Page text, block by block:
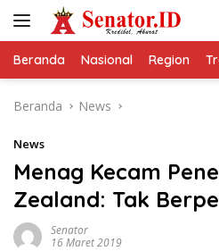
Beranda Nasional Region
Beranda News
News
Menag Kecam
Zealand: Tak
Senator
16 Maret 2019